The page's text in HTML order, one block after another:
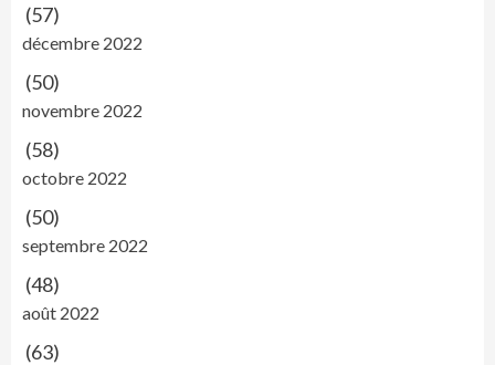
(57)
décembre 2022
(50)
novembre 2022
(58)
octobre 2022
(50)
septembre 2022
(48)
août 2022
(63)